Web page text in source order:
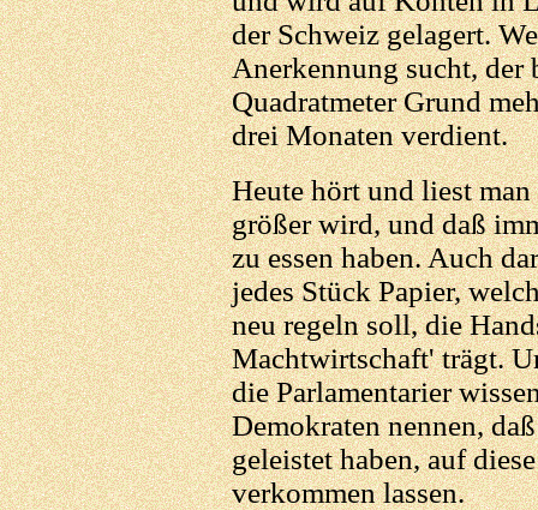
der Schweiz gelagert.
Anerkennung sucht, der
Quadratmeter Grund
drei Monaten verdient.
Heute hört und liest
größer wird, und daß
zu essen haben. Auch
jedes Stück Papier,
neu regeln soll, die
Machtwirtschaft' trägt.
die Parlamentarier
Demokraten nennen,
geleistet haben, auf
verkommen lassen.